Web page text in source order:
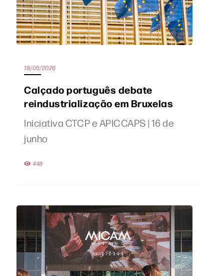
18/05/2026
Calçado português debate
reindustrialização em Bruxelas
Iniciativa CTCP e APICCAPS | 16 de
junho
448